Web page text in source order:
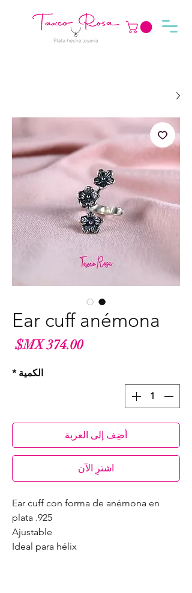
Ear cuff anémona
الكمية *
أضِف إلى العربة
اشترِ الآن
Ear cuff con forma de anémona en
plata .925
Ajustable
Ideal para hélix